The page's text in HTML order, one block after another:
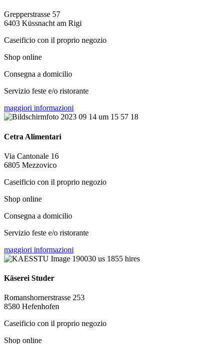
Grepperstrasse 57
6403 Küssnacht am Rigi
Caseificio con il proprio negozio
Shop online
Consegna a domicilio
Servizio feste e/o ristorante
maggiori informazioni
Cetra Alimentari
Via Cantonale 16
6805 Mezzovico
Caseificio con il proprio negozio
Shop online
Consegna a domicilio
Servizio feste e/o ristorante
maggiori informazioni
Käserei Studer
Romanshornerstrasse 253
8580 Hefenhofen
Caseificio con il proprio negozio
Shop online